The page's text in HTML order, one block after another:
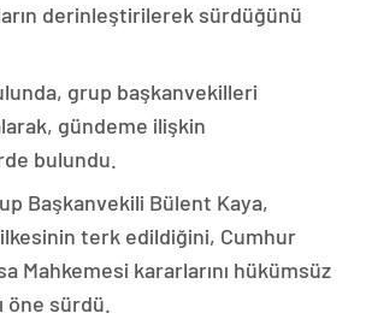
derinleştirilerek sürdüğünü
grup başkanvekilleri
gündeme ilişkin
bulundu.
Başkanvekili Bülent Kaya,
ilkesinin terk edildiğini, Cumhur
Mahkemesi kararlarını hükümsüz
öne sürdü.